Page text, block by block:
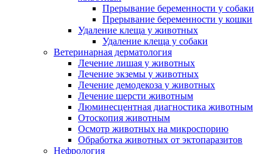
Прерывание беременности у собаки
Прерывание беременности у кошки
Удаление клеща у животных
Удаление клеща у собаки
Ветеринарная дерматология
Лечение лишая у животных
Лечение экземы у животных
Лечение демодекоза у животных
Лечение шерсти животным
Люминесцентная диагностика животным
Отоскопия животным
Осмотр животных на микроспорию
Обработка животных от эктопаразитов
Нефрология